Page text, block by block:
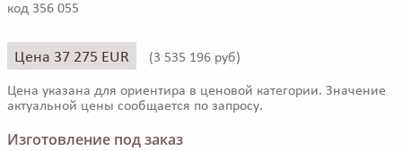
код 356 055
Цена 37 275 EUR (3 535 196 руб)
Цена указана для ориентира в ценовой категории. Значение
актуальной цены сообщается по запросу.
Изготовление под заказ